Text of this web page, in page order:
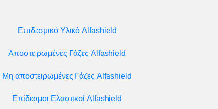
Επιδεσμικό Υλικό Alfashield
Αποστειρωμένες Γάζες Alfashield
Μη αποστειρωμένες Γάζες Alfashield
Επίδεσμοι Ελαστικοί Alfashield